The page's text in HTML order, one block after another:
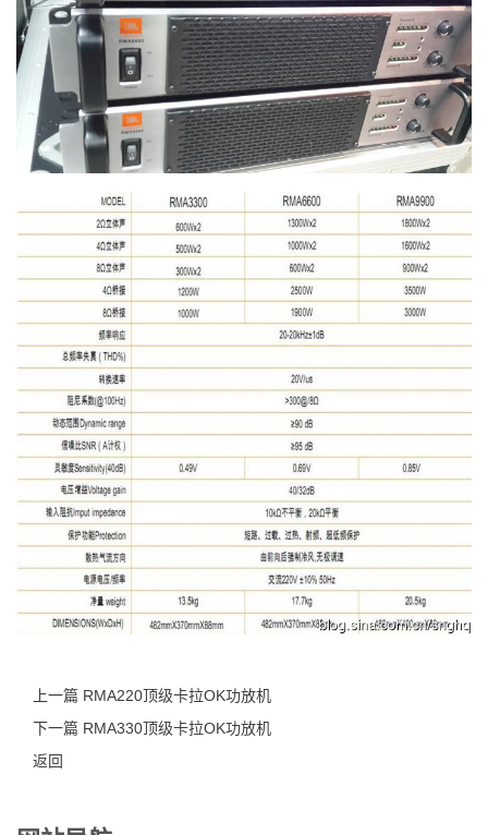
上一篇 RMA220顶级卡拉OK功放机
下一篇 RMA330顶级卡拉OK功放机
返回